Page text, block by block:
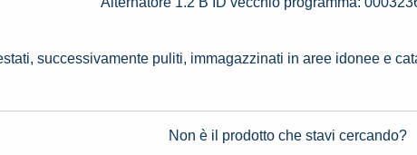
successivamente puliti, immagazzinati in aree idonee e
Non è il prodotto che stavi cercando?